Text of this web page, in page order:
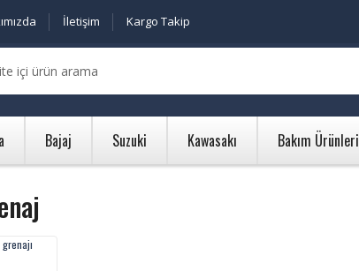
İletişim Kargo Takip
Bajaj Suzuki Kawasakı Bakım Ürünleri